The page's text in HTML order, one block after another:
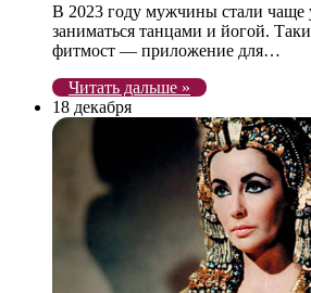
В 2023 году мужчины стали чаще
заниматься танцами и йогой.
фитмост — приложение для…
Читать дальше »
18 декабря